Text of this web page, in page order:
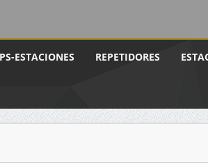
ESTACIONES REPETIDORES